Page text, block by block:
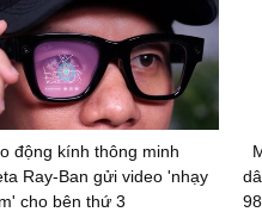
động kính thông minh
Ray-Ban gửi video 'nhạy
cho bên thứ 3